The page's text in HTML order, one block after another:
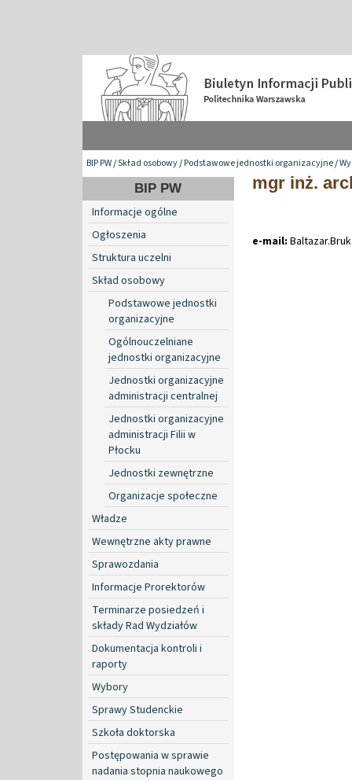
BIP PW/Skład osobowy/Podstawowe jednostki organizacyjne/
BIP PW
Informacje ogólne
Ogłoszenia
Struktura uczelni
Skład osobowy
Podstawowe jednostki
organizacyjne
Ogólnouczelniane
jednostki organizacyjne
Jednostki organizacyjne
administracji centralnej
Jednostki organizacyjne
administracji Filii w
Płocku
Jednostki zewnętrzne
Organizacje społeczne
Władze
Wewnętrzne akty prawne
Sprawozdania
Informacje Prorektorów
Terminarze posiedzeń i
składy Rad Wydziałów
Dokumentacja kontroli i
raporty
Wybory
Sprawy Studenckie
Szkoła doktorska
Postępowania w sprawie
nadania stopnia naukowego
mgr inż.
e-mail: Baltazar.